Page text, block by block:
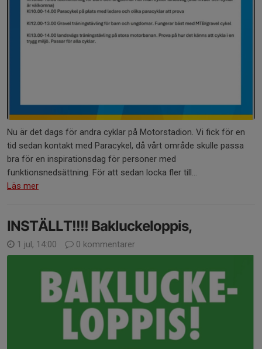
Nu är det dags för andra cyklar på Motorstadion. Vi fick för en
tid sedan kontakt med Paracykel, då vårt område skulle passa
bra för en inspirationsdag för personer med
funktionsnedsättning. För att sedan locka fler till...
Läs mer
INSTÄLLT!!!! Bakluckeloppis,
1 jul, 14:00 0 kommentarer